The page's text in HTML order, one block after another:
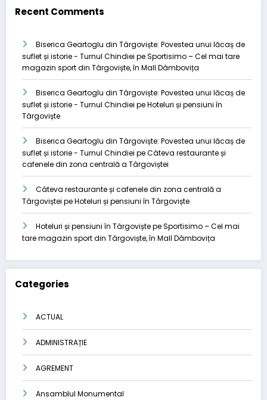
Recent Comments
Biserica Geartoglu din Târgoviște: Povestea unui lăcaș de
suflet și istorie - Turnul Chindiei peSportisimo – Cel mai tare
magazin sport din Târgoviște, în Mall Dâmbovița
Biserica Geartoglu din Târgoviște: Povestea unui lăcaș de
suflet și istorie - Turnul Chindiei peHoteluri și pensiuni în
Târgoviște
Biserica Geartoglu din Târgoviște: Povestea unui lăcaș de
suflet și istorie - Turnul Chindiei peCâteva restaurante și
cafenele din zona centrală a Târgoviștei
Câteva restaurante și cafenele din zona centrală a
Târgoviștei peHoteluri și pensiuni în Târgoviște
Hoteluri și pensiuni în TârgoviștepeSportisimo – Cel mai
tare magazin sport din Târgoviște, în Mall Dâmbovița
Categories
ACTUAL
ADMINISTRAȚIE
AGREMENT
Ansamblul Monumental